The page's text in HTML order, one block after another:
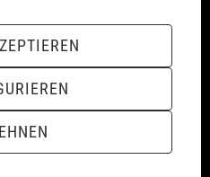
JTL-Shop Template
WARENKORB